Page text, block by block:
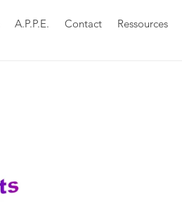
A.P.P.E. Contact Ressources